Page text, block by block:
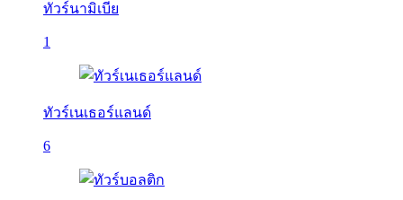
ทัวร์นามิเบีย
1
ทัวร์เนเธอร์แลนด์
6